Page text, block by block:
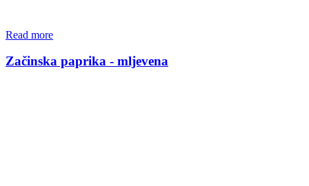
Read more
Začinska paprika - mljevena